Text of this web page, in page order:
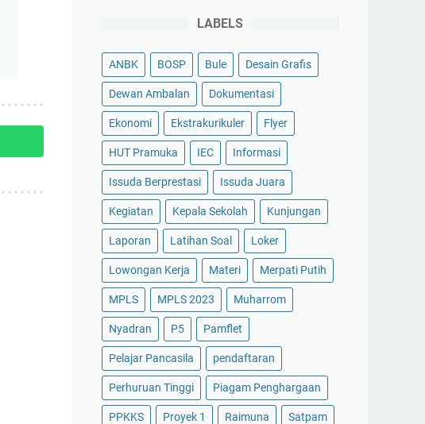
LABELS
ANBK BOSP Bule Desain Grafis
Dewan Ambalan Dokumentasi
Ekonomi Ekstrakurikuler Flyer
HUT Pramuka IEC Informasi
Issuda Berprestasi Issuda Juara
Kegiatan Kepala Sekolah Kunjungan
Laporan Latihan Soal Loker
Lowongan Kerja Materi Merpati Putih
MPLS MPLS 2023 Muharrom
Nyadran P5 Pamflet
Pelajar Pancasila pendaftaran
Perhuruan Tinggi Piagam Penghargaan
PPKKS Proyek 1 Raimuna Satpam